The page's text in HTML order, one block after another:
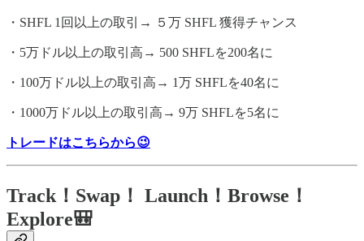
・SHFL 1回以上の取引→ ５万 SHFL 獲得チャンス
・5万ドル以上の取引高→ 500 SHFLを200名に
・100万ドル以上の取引高→ 1万 SHFLを40名に
・1000万ドル以上の取引高→ 9万 SHFLを5名に
トレードはこちらから😉
Track！Swap！ Launch！Browse！
Explore🎒